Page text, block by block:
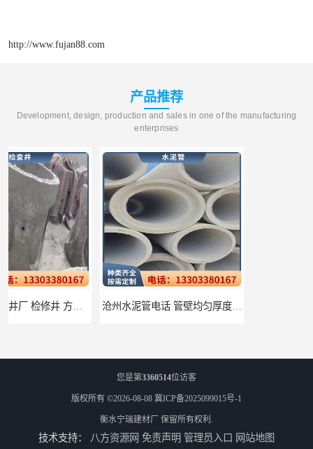
http://www.fujan88.com
产品推荐
Development, design, production and sales in one of the manufacturing
enterprises
沧州水泥管电话 管壁均匀厚度一致
您是第3360514位访客
版权所有 ©2026-08-08 冀ICP备2025099015号-1
衡水宁瑞建材厂 保留所有权利.
技术支持： 八方资源网 免责声明 管理员入口 网站地图